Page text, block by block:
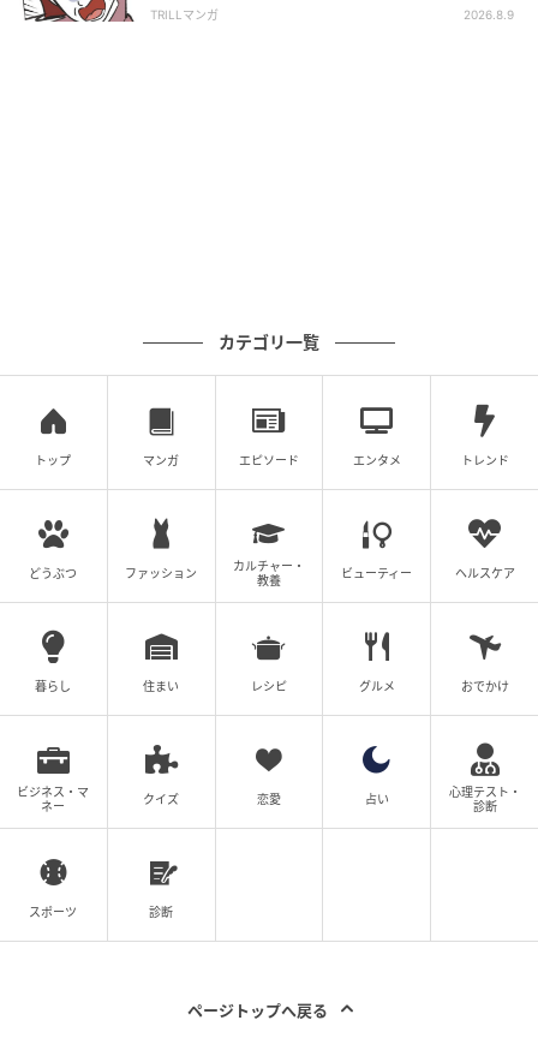
TRILLマンガ 2026.8.9
カテゴリ一覧
トップ マンガ エピソード エンタメ トレンド
どうぶつ ファッション
カルチャー・
教養
ビューティー ヘルスケア
暮らし 住まい レシピ グルメ おでかけ
ビジネス・マ
ネー
クイズ 恋愛 占い
心理テスト・
診断
スポーツ 診断
ページトップへ戻る